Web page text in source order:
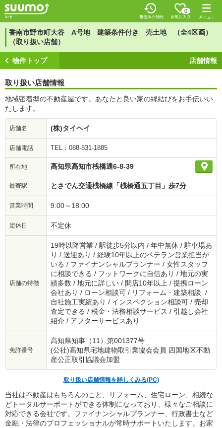
0
香南市野市町大谷 A号地 建築条件付き 売土地 （全4区画）
（取り扱い店舗）
物件トップ 店舗情報
取り扱い店舗情報
地域密着型の不動産屋です。あなたと良い家の縁結びをお手伝いい
たします。
店舗名 (株)タイヘイ
店舗電話 TEL：088-831-1885
所在地 高知県高知市桟橋通6-8-39
最寄駅 とさでん交通桟橋線「桟橋通五丁目」歩7分
営業時間 9:00～18:00
定休日 不定休
店舗の特徴
19時以降営業 / 駅徒歩5分以内 / 年中無休 / 駐車場あ
り / 送迎あり / 経験10年以上のベテラン営業担当が
いる / ファイナンシャルプランナー / 女性スタッフ
に相談できる / フットワークに自信あり / 地元の実
績多数 / 地元に詳しい / 開店10年以上 / 提携ローン
会社あり / ローン相談可 / リフォーム・建築相談 /
自社施工実績あり / インスペクション相談可 / 売却
査定できる / 税金・法務相談サービス / 引越し会社
紹介 / アフターサービスあり
免許番号
高知県知事（11）第001377号
(公社)高知県宅地建物取引業協会会員 四国地区不動
産公正取引協議会加盟
取り扱い店舗情報を詳しくみる(PC)
当社は不動産はもちろんのこと、リフォーム、住宅ローン、相続な
どトータルサーポートができる体制になっており、様々なご相談に
対応できる会社です。ファイナンシャルプランナー、行政書士など
金融・法律のプロフェッショナルが常時サポートいたします。お家